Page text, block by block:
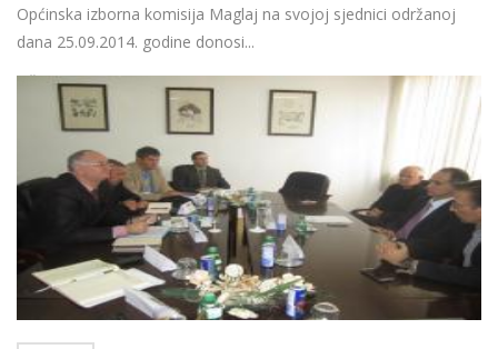
Općinska izborna komisija Maglaj na svojoj sjednici održanoj
dana 25.09.2014. godine donosi...
Više...